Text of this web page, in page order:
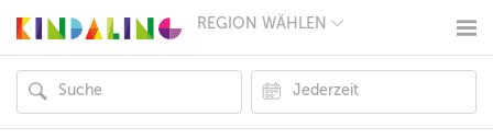
REGION WÄHLEN
MÜNCHEN
HAMBURG
FRANKFURT
KÖLN